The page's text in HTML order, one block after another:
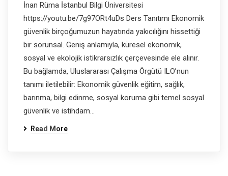
İnan Rüma İstanbul Bilgi Üniversitesi
https://youtu.be/7g97ORt4uDs Ders Tanıtımı Ekonomik
güvenlik birçoğumuzun hayatında yakıcılığını hissettiği
bir sorunsal. Geniş anlamıyla, küresel ekonomik,
sosyal ve ekolojik istikrarsızlık çerçevesinde ele alınır.
Bu bağlamda, Uluslararası Çalışma Örgütü ILO’nun
tanımı iletilebilir: Ekonomik güvenlik eğitim, sağlık,
barınma, bilgi edinme, sosyal koruma gibi temel sosyal
güvenlik ve istihdam…
Read More